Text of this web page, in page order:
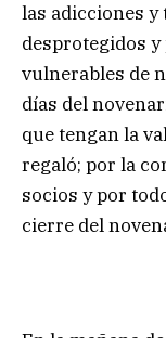
las adicciones
desprotegidos
vulnerables de
días del
que tengan la
regaló; por la
socios y por
cierre del